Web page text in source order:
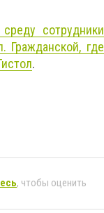
сотрудники
Гражданской, где
.
, чтобы оценить